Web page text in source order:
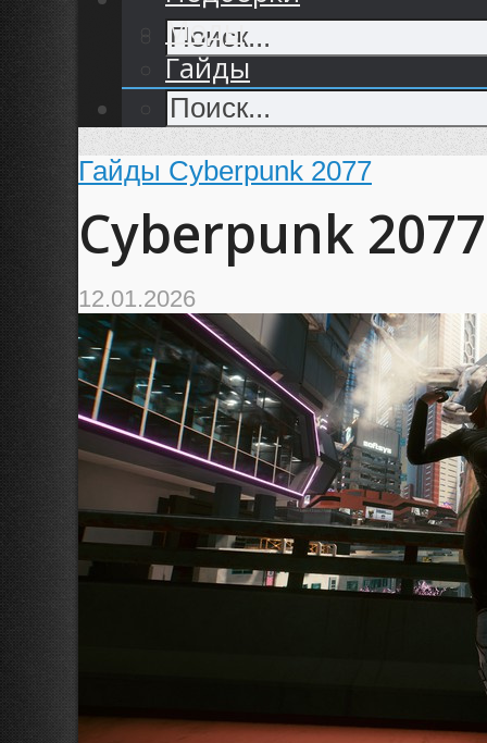
Моды
Гайды
Гайды Cyberpunk 2077
Cyberpunk
12.01.2026